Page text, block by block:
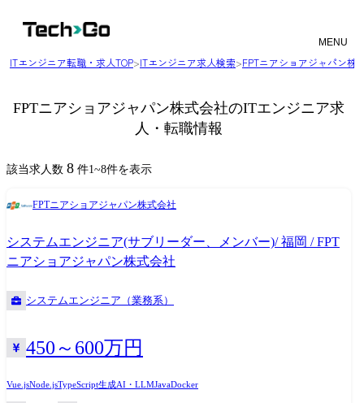
MENU
ITエンジニア転職・求人TOP>ITエンジニア求人検索>FPTニアショアジャパン株
FPTニアショアジャパン株式会社のITエンジニア求
人・転職情報
該当求人数 8 件1~8件を表示
FPTニアショアジャパン株式会社
システムエンジニア(サブリーダー、メンバー)/ 福岡 / FPT
ニアショアジャパン株式会社
システムエンジニア（業務系）
450～600万円
Vue.jsNode.jsTypeScript生成AI・LLMJavaDocker